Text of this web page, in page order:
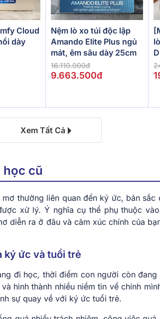
Cloud
dày
Nệm lò xo túi độc lập
Amando Elite Plus ngủ
mát, êm sâu dày 25cm
16.110.000đ
9.663.500đ
Xem Tất Cả
học cũ
thường liên quan đến ký ức, bản sắc
xử lý. Ý nghĩa cụ thể phụ thuộc
diễn ra ở đâu và cảm xúc chính của
ký ức và tuổi trẻ
đi học, thời điểm con người còn
hình thành nhiều niềm tin về chính
sự quay về với ký ức tuổi trẻ.